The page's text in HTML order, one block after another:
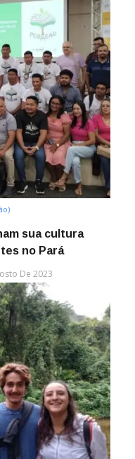
sua cultura
no Pará
De 2023